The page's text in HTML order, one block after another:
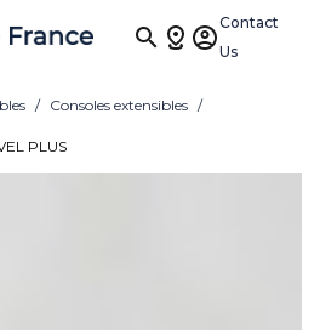

Contact
Us
Consoles extensibles
PLUS